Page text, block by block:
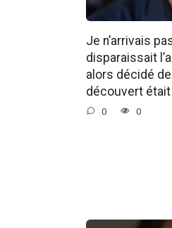
Je n’arrivais
disparaissait
alors décidé
découvert
0 0